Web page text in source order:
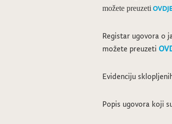
možete preuzeti
Registar ugovora o
možete preuzeti
Evidenciju
Popis ugovora koji